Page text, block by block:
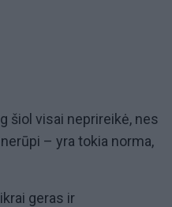
šiol visai neprireikė, nes
– yra tokia norma,
geras ir